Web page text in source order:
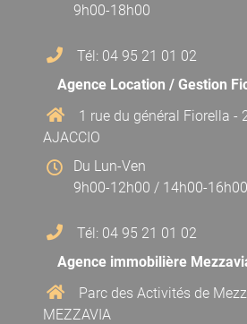
9h00-18h00
Tél: 04 95 21 01 02
Agence Location / Gestion
1 rue du général Fiorella -
AJACCIO
Du Lun-Ven
9h00-12h00 / 14h00-16h00
Tél: 04 95 21 01 02
Agence immobilière
Parc des Activités de
MEZZAVIA